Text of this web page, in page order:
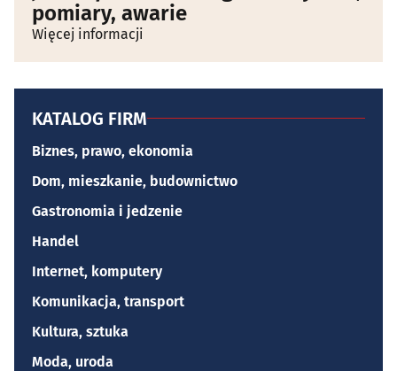
pomiary, awarie
Więcej informacji
KATALOG FIRM
Biznes, prawo, ekonomia
Dom, mieszkanie, budownictwo
Gastronomia i jedzenie
Handel
Internet, komputery
Komunikacja, transport
Kultura, sztuka
Moda, uroda